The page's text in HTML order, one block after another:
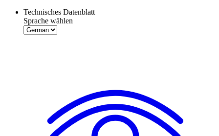
Technisches Datenblatt
Sprache wählen